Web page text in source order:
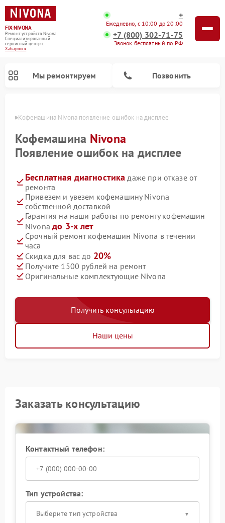
FIX-NIVONA
Ремонт устройств Nivona
Специализированный
cервисный центр г.
Хабаровск
+
Ежедневно, с 10:00 до 20:00
+7 (800) 302-71-75
Звонок бесплатный по РФ
Мы ремонтируем Позвонить
Кофемашина Nivona появление ошибок на дисплее
Кофемашина Nivona
Появление ошибок на дисплее
Бесплатная диагностика даже при отказе от
ремонта
Привезем и увезем кофемашину Nivona
собственной доставкой
Гарантия на наши работы по ремонту кофемашин
Nivonaдо 3-х лет
Срочный ремонт кофемашин Nivona в течении
часа
Скидка для вас до 20%
Получите 1500 рублей на ремонт
Оригинальные комплектующие Nivona
Получить консультацию
Наши цены
Заказать консультацию
Контактный телефон:
Тип устройства:
Выберите тип устройства